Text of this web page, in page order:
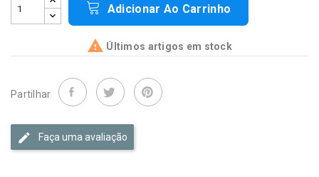
Adicionar Ao Carrinho
 Últimos artigos em stock
Partilhar
Faça uma avaliação